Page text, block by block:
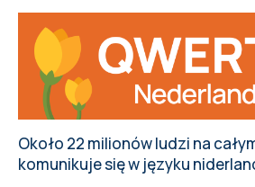
Około 22 milionów ludzi na
komunikuje się w języku